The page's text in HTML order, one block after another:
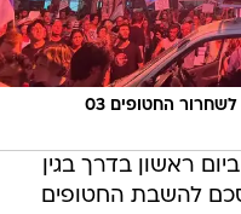
הפגנות ענק בשער בגין בקריאה לעסקה לשחרור החטופים 03
ראשון בדרך בגין
להשבת החטופים